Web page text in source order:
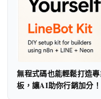
無程式碼也能輕鬆打造
板，讓AI助你行銷加分！